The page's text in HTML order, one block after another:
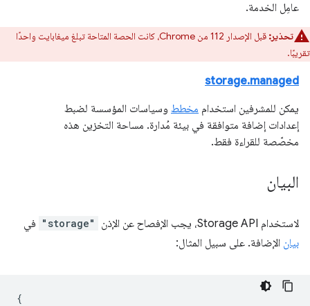
عامِل الخدمة.
تحذير:
قبل الإصدار 112 من Chrome، كانت الحصة المتاحة تبلغ ميغابايت واحدًا
تقريبًا.
storage.managed
يمكن للمشرفين استخدام مخطط وسياسات المؤسسة لضبط
إعدادات إضافة متوافقة في بيئة مُدارة. مساحة التخزين هذه
مخصّصة للقراءة فقط.
البيان
لاستخدام Storage API، يجب الإفصاح عن الإذن "storage" في
بيان الإضافة. على سبيل المثال:
{